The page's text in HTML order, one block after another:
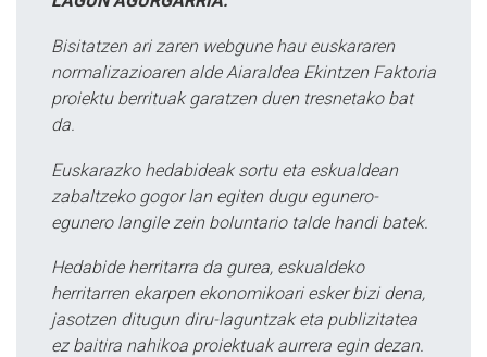
Bisitatzen ari zaren webgune hau euskararen
normalizazioaren alde Aiaraldea Ekintzen Faktoria
proiektu berrituak garatzen duen tresnetako bat
da.
Euskarazko hedabideak sortu eta eskualdean
zabaltzeko gogor lan egiten dugu egunero-
egunero langile zein boluntario talde handi batek.
Hedabide herritarra da gurea, eskualdeko
herritarren ekarpen ekonomikoari esker bizi dena,
jasotzen ditugun diru-laguntzak eta publizitatea
ez baitira nahikoa proiektuak aurrera egin dezan.